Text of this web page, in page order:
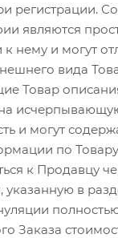
регистрации.
являются
нему и могут
вида
Товар
и могут
по
к Продавцу
указанную в
Заказа